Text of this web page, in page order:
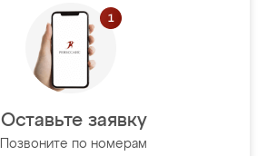
Оставьте заявку
Позвоните по номерам